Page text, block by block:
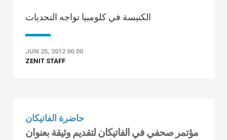
الكنيسة في كلومبيا تواجه التحديات
JUN 25, 2012 00:00
ZENIT STAFF
حاضرة الفاتيكان
مؤتمر صحفي في الفاتيكان لتقديم وثيقة بعنوان